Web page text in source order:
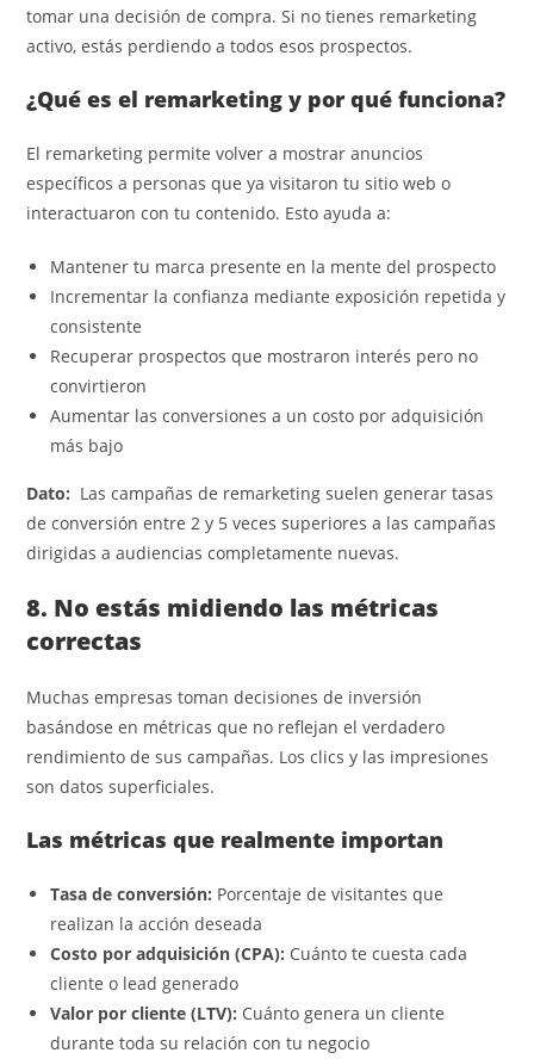
tomar una decisión de compra. Si no tienes remarketing
activo, estás perdiendo a todos esos prospectos.
¿Qué es el remarketing y por qué funciona?
El remarketing permite volver a mostrar anuncios
específicos a personas que ya visitaron tu sitio web o
interactuaron con tu contenido. Esto ayuda a:
Mantener tu marca presente en la mente del prospecto
Incrementar la confianza mediante exposición repetida y
consistente
Recuperar prospectos que mostraron interés pero no
convirtieron
Aumentar las conversiones a un costo por adquisición
más bajo
Dato: Las campañas de remarketing suelen generar tasas
de conversión entre 2 y 5 veces superiores a las campañas
dirigidas a audiencias completamente nuevas.
8. No estás midiendo las métricas
correctas
Muchas empresas toman decisiones de inversión
basándose en métricas que no reflejan el verdadero
rendimiento de sus campañas. Los clics y las impresiones
son datos superficiales.
Las métricas que realmente importan
Tasa de conversión: Porcentaje de visitantes que
realizan la acción deseada
Costo por adquisición (CPA): Cuánto te cuesta cada
cliente o lead generado
Valor por cliente (LTV): Cuánto genera un cliente
durante toda su relación con tu negocio